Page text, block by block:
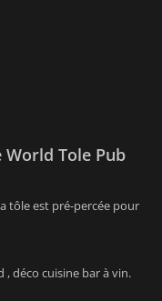
World Tole Pub
tôle est pré-percée pour
déco cuisine bar à vin.